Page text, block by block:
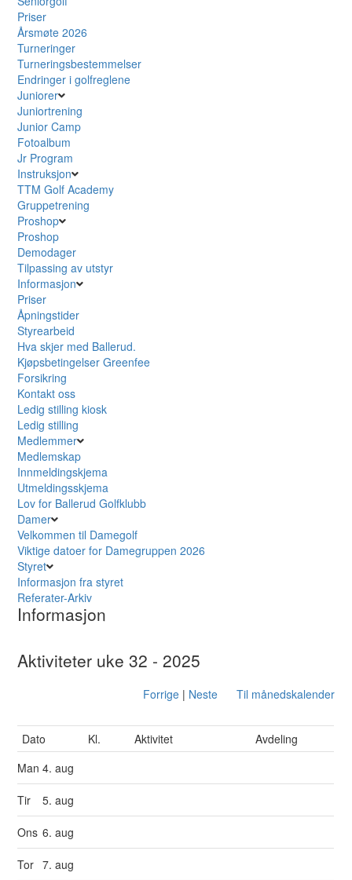
Priser
Årsmøte 2026
Turneringer
Turneringsbestemmelser
Endringer i golfreglene
Juniorer
Juniortrening
Junior Camp
Fotoalbum
Jr Program
Instruksjon
TTM Golf Academy
Gruppetrening
Proshop
Proshop
Demodager
Tilpassing av utstyr
Informasjon
Priser
Åpningstider
Styrearbeid
Hva skjer med Ballerud.
Kjøpsbetingelser Greenfee
Forsikring
Kontakt oss
Ledig stilling kiosk
Ledig stilling
Medlemmer
Medlemskap
Innmeldingskjema
Utmeldingsskjema
Lov for Ballerud Golfklubb
Damer
Velkommen til Damegolf
Viktige datoer for Damegruppen 2026
Styret
Informasjon fra styret
Referater-Arkiv
Informasjon
Aktiviteter uke 32 - 2025
Forrige| Neste Til månedskalender
Dato Kl. Aktivitet
Avdeling
Man4. aug
Tir 5. aug
Ons 6. aug
Tor 7. aug